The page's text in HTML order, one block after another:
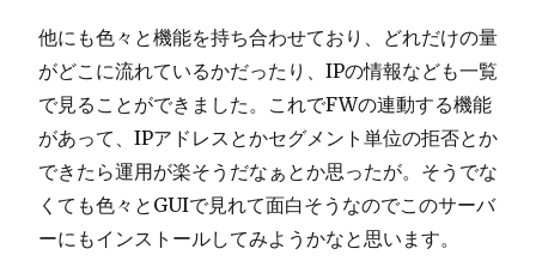
他にも色々と機能を持ち合わせており、どれだけの量
がどこに流れているかだったり、IPの情報なども一覧
で見ることができました。これでFWの連動する機能
があって、IPアドレスとかセグメント単位の拒否とか
できたら運用が楽そうだなぁとか思ったが。そうでな
くても色々とGUIで見れて面白そうなのでこのサーバ
ーにもインストールしてみようかなと思います。